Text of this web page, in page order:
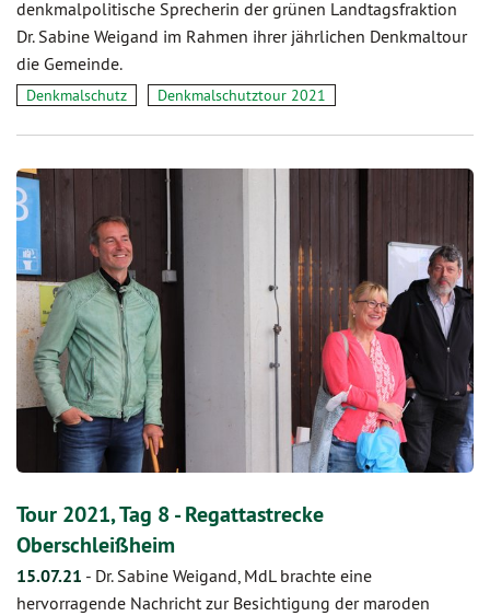
denkmalpolitische Sprecherin der grünen Landtagsfraktion
Dr. Sabine Weigand im Rahmen ihrer jährlichen Denkmaltour
die Gemeinde.
Denkmalschutz Denkmalschutztour 2021
Tour 2021, Tag 8 - Regattastrecke
Oberschleißheim
15.07.21 - Dr. Sabine Weigand, MdL brachte eine
hervorragende Nachricht zur Besichtigung der maroden